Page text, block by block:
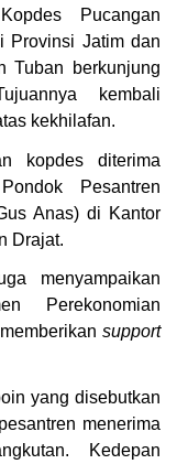
Pucangan
Provinsi Jatim dan
Tuban berkunjung
kembali
kekhilafan.
kopdes diterima
Pesantren
Anas) di Kantor
Drajat.
menyampaikan
Perekonomian
support
yang disebutkan
menerima
Kedepan